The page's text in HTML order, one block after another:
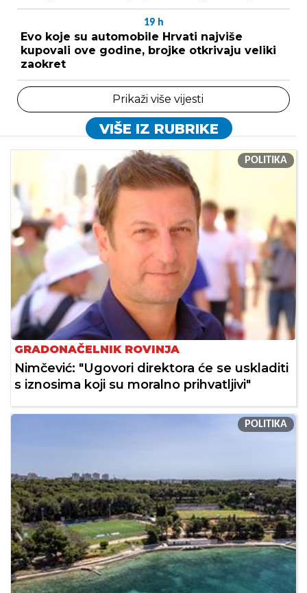
19 h
Evo koje su automobile Hrvati najviše
kupovali ove godine, brojke otkrivaju veliki
zaokret
Prikaži više vijesti
VIŠE IZ RUBRIKE
POLITIKA
GRADONAČELNIK ROVINJA
Nimčević: "Ugovori direktora će se uskladiti
s iznosima koji su moralno prihvatljivi"
POLITIKA